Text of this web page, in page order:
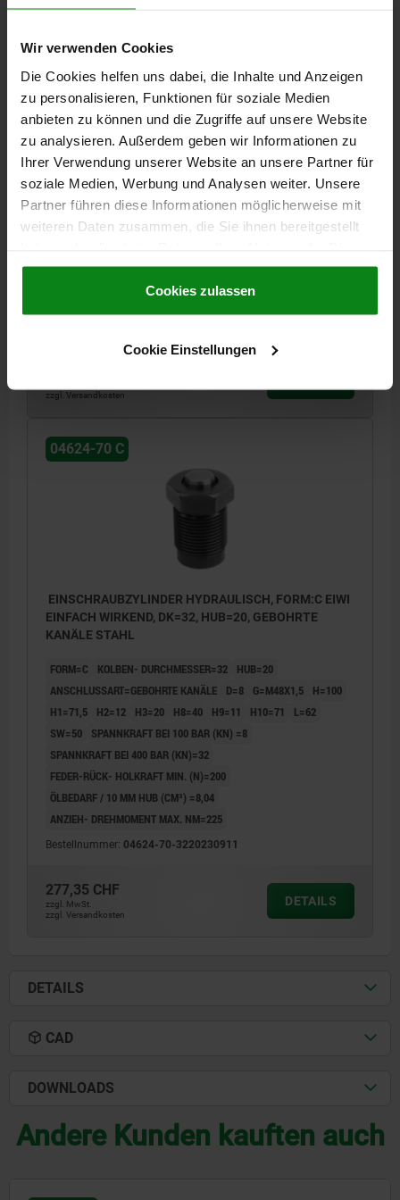
Wir verwenden Cookies
Die Cookies helfen uns dabei, die Inhalte und Anzeigen
zu personalisieren, Funktionen für soziale Medien
anbieten zu können und die Zugriffe auf unsere Website
zu analysieren. Außerdem geben wir Informationen zu
Ihrer Verwendung unserer Website an unsere Partner für
soziale Medien, Werbung und Analysen weiter. Unsere
Partner führen diese Informationen möglicherweise mit
weiteren Daten zusammen, die Sie ihnen bereitgestellt
gesammelt haben.Cookie Richtlinien
Datenschutz|AGB
Cookies zulassen
Cookie Einstellungen
EINSCHRAUBZYLINDER HYDRAULISCH, FORM:C EIWI
EINFACH WIRKEND, DK=25, HUB=16, GEBOHRTE
KANÄLE STAHL
FORM=C KOLBEN- DURCHMESSER=25
HUB=16
ANSCHLUSSART=GEBOHRTE KANÄLE D=7 G=M38X1,5
H=72,5
H1=45,5
H2=11 H3=18 H8=26,5 H9=10 H10=45 L=52
SW=41 SPANNKRAFT BEI 100 BAR (KN) =4,9
SPANNKRAFT BEI 400 BAR (KN)=19,6
ANZIEH- DREHMOMENT MAX. NM=80
zzgl. Versandkosten
04624-70 C
EINSCHRAUBZYLINDER HYDRAULISCH, FORM:C EIWI
EINFACH WIRKEND, DK=32, HUB=20, GEBOHRTE
KANÄLE STAHL
FORM=C KOLBEN- DURCHMESSER=32
HUB=20
ANSCHLUSSART=GEBOHRTE KANÄLE
D=8 G=M48X1,5
H=100
H1=71,5
H2=12 H3=20 H8=40 H9=11 H10=71
L=62
SW=50
SPANNKRAFT BEI 100 BAR (KN) =8
SPANNKRAFT BEI 400 BAR (KN)=32
FEDER-RÜCK- HOLKRAFT MIN. (N)=200
ÖLBEDARF / 10 MM HUB (CM³) =8,04
ANZIEH- DREHMOMENT MAX. NM=225
Bestellnummer: 04624-70-3220230911
277,35 CHF
zzgl. MwSt.
zzgl. Versandkosten
DETAILS
DETAILS
CAD
DOWNLOADS
Andere Kunden kauften auch